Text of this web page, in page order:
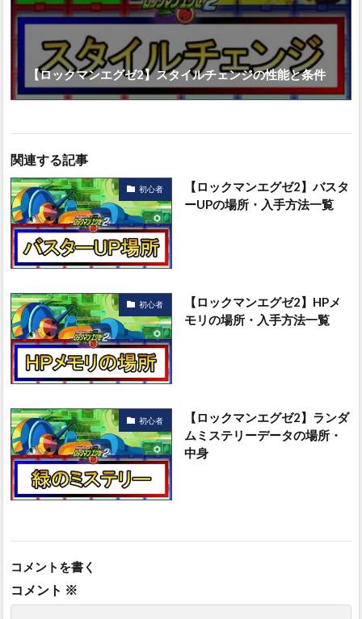
【ロックマンエグゼ2】スタイルチェンジの性能と条件
関連する記事
初心者
【ロックマンエグゼ2】バスタ
ーUPの場所・入手方法一覧
初心者
【ロックマンエグゼ2】HPメ
モリの場所・入手方法一覧
初心者
【ロックマンエグゼ2】ランダ
ムミステリーデータの場所・
中身
コメントを書く
コメント ※